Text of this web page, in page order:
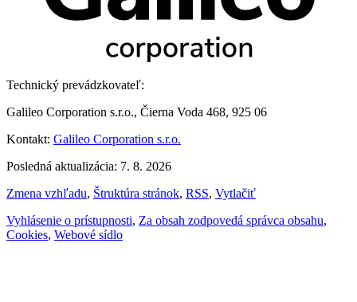
Technický prevádzkovateľ:
Galileo Corporation s.r.o., Čierna Voda 468, 925 06
Kontakt: Galileo Corporation s.r.o.
Posledná aktualizácia: 7. 8. 2026
Zmena vzhľadu, Štruktúra stránok, RSS, Vytlačiť
Vyhlásenie o prístupnosti, Za obsah zodpovedá správca obsahu,
Cookies, Webové sídlo